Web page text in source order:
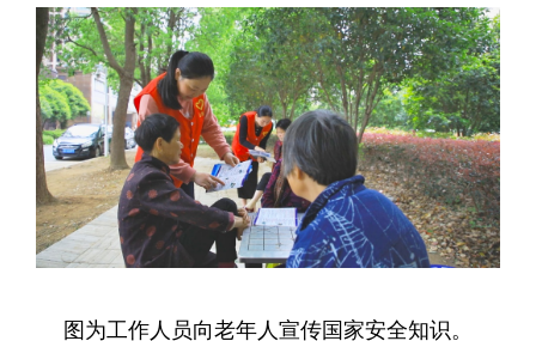
图为工作人员向老年人宣传国家安全知识。